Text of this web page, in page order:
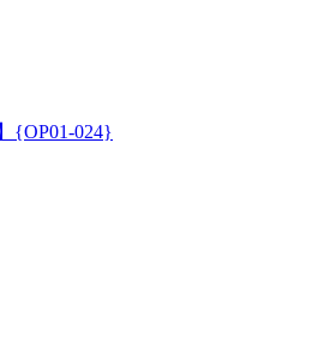
{OP01-024}